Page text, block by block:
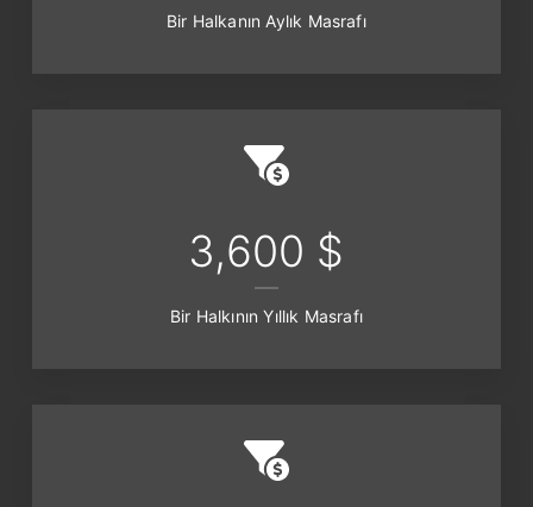
Bir Halkanın Aylık Masrafı
3,600 $
Bir Halkının Yıllık Masrafı